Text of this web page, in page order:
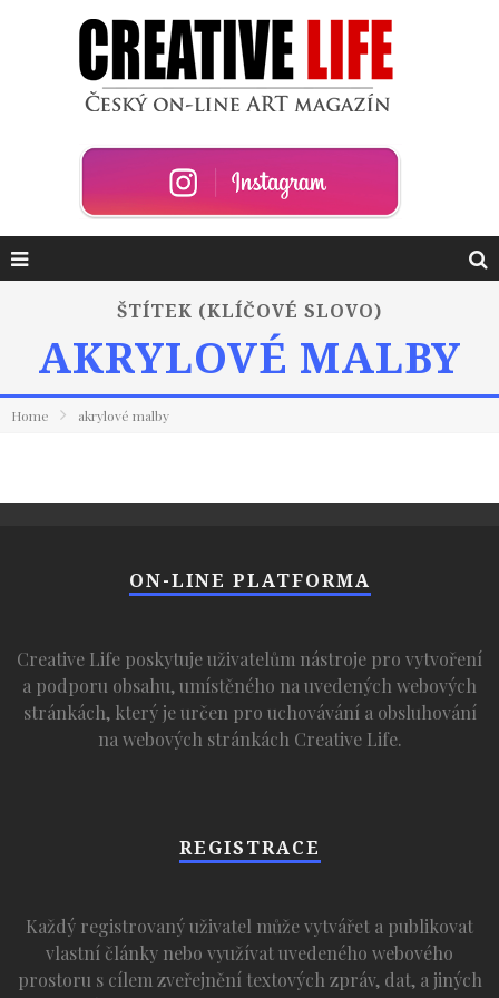
ŠTÍTEK (KLÍČOVÉ SLOVO)
AKRYLOVÉ MALBY
Home akrylové malby
ON-LINE PLATFORMA
Creative Life poskytuje uživatelům nástroje pro vytvoření
a podporu obsahu, umístěného na uvedených webových
stránkách, který je určen pro uchovávání a obsluhování
na webových stránkách Creative Life.
REGISTRACE
Každý registrovaný uživatel může vytvářet a publikovat
vlastní články nebo využívat uvedeného webového
prostoru s cílem zveřejnění textových zpráv, dat, a jiných